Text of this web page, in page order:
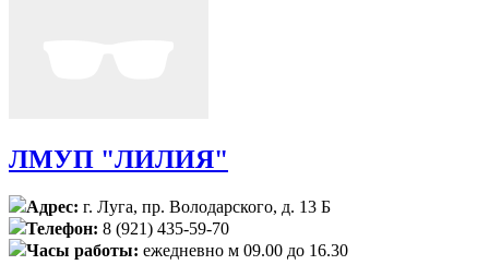
ЛМУП "ЛИЛИЯ"
Адрес: г. Луга, пр. Володарского, д. 13 Б
Телефон: 8 (921) 435-59-70
Часы работы: ежедневно м 09.00 до 16.30